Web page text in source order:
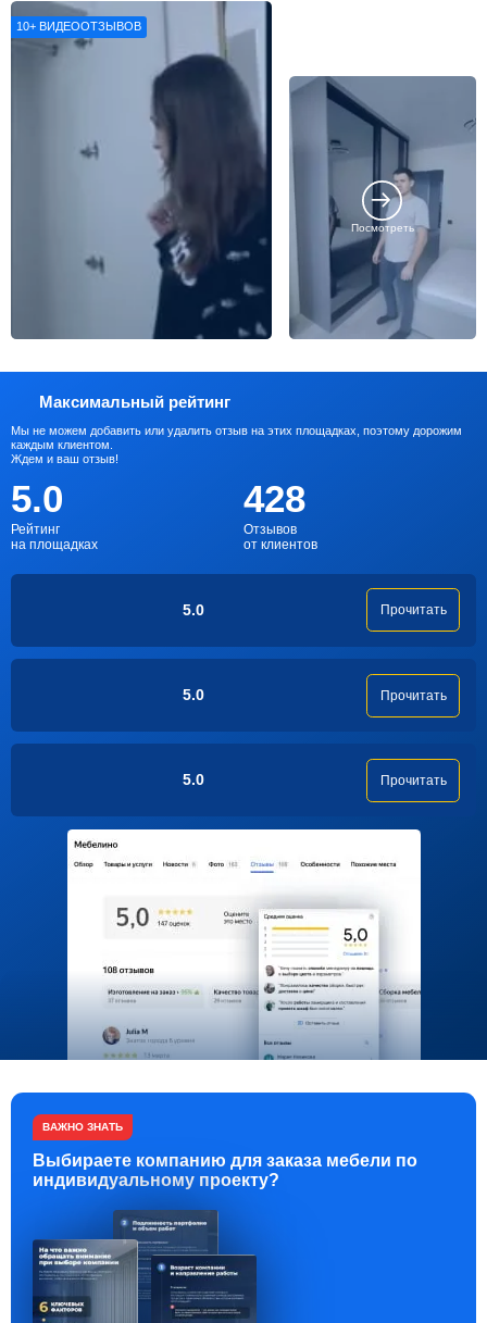
впечатлениями о нашей работе
10+ ВИДЕООТЗЫВОВ
Посмотреть
Максимальный рейтинг
Мы не можем добавить или удалить отзыв на этих площадках, поэтому дорожим
каждым клиентом.
Ждем и ваш отзыв!
5.0
Рейтинг
на площадках
428
Отзывов
от клиентов
5.0 Прочитать
5.0 Прочитать
5.0 Прочитать
ВАЖНО ЗНАТЬ
Выбираете компанию для заказа мебели по
индивидуальному проекту?